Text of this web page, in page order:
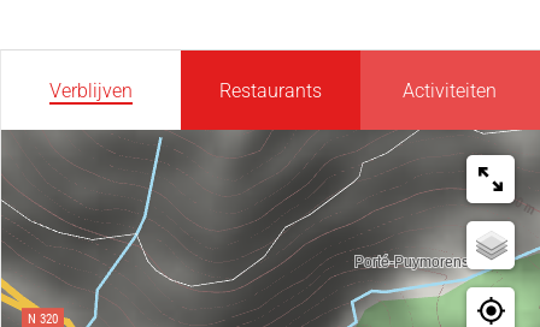
Verblijven Restaurants Activiteiten